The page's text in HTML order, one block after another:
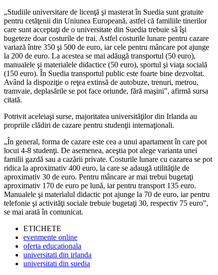
„Studiile universitare de licenţă şi masterat în Suedia sunt gratuite
pentru cetăţenii din Uniunea Europeană, astfel că familiile tinerilor
care sunt acceptaţi de o universitate din Suedia trebuie să îşi
bugeteze doar costurile de trai. Astfel costurile lunare pentru cazare
variază între 350 şi 500 de euro, iar cele pentru mâncare pot ajunge
la 200 de euro. La acestea se mai adăugă transportul (50 euro),
manualele şi materialele didactice (50 euro), sportul şi viaţa socială
(150 euro). În Suedia transportul public este foarte bine dezvoltat.
Având la dispoziţie o reţea extinsă de autobuze, trenuri, metrou,
tramvaie, deplasările se pot face oriunde, fără maşini”, afirmă sursa
citată.
Potrivit aceleiaşi surse, majoritatea universităţilor din Irlanda au
propriile clădiri de cazare pentru studenţii internaţionali.
„În general, forma de cazare este cea a unui apartament în care pot
locui 4-8 studenţi. De asemenea, aceştia pot alege varianta unei
familii gazdă sau a cazării private. Costurile lunare cu cazarea se pot
ridica la aproximativ 400 euro, la care se adaugă utilităţile de
aproximativ 30 de euro. Pentru mâncare ar mai trebui bugetaţi
aproximativ 170 de euro pe lună, iar pentru transport 135 euro.
Manualele şi materialul didactic pot ajunge la 70 de euro, iar pentru
telefonie şi activităţi sociale trebuie bugetaţi 30, respectiv 75 euro”,
se mai arată în comunicat.
ETICHETE
evenmente online
oferta educationala
universitati din irlanda
universitati din suedia